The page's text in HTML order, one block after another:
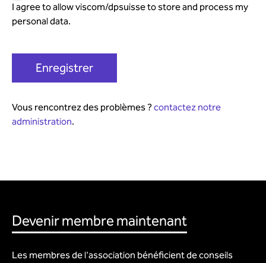
I agree to allow viscom/dpsuisse to store and process my
personal data.
Vous rencontrez des problèmes ?contactez notre
administration.
Devenir membre maintenant
Les membres de l'association bénéficient de conseils